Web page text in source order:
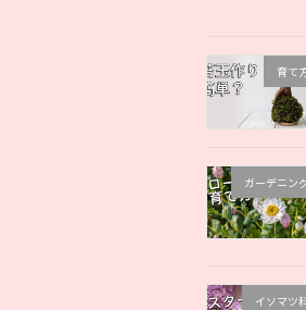
育て
ガーデニン
イソマツ